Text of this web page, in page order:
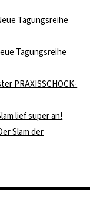
Tagungsreihe
Tagungsreihe
PRAXISSCHOCK-
lief super an!
Slam der